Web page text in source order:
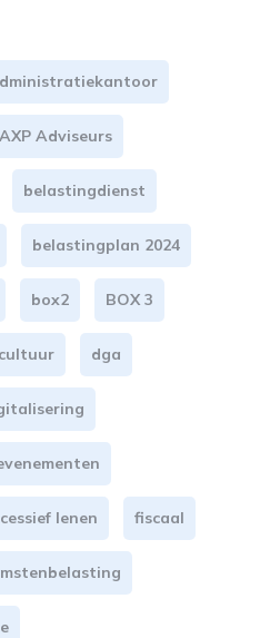
AXP Adviseurs
belastingdienst
belastingplan 2024
box2 BOX 3
cultuur dga
lenen fiscaal